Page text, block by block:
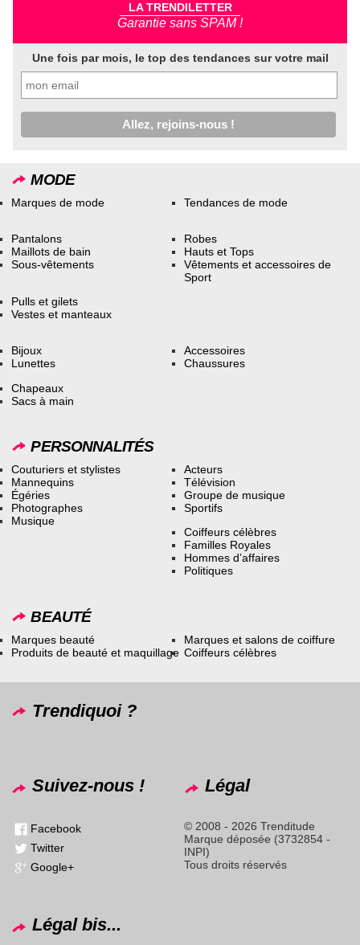
LA TRENDILETTER
Garantie sans SPAM !
Une fois par mois, le top des tendances sur votre mail
MODE
Marques de mode Tendances de mode
Pantalons
Maillots de bain
Sous-vêtements
Robes
Hauts et Tops
Vêtements et accessoires de
Sport
Pulls et gilets
Vestes et manteaux
Bijoux
Lunettes
Accessoires
Chaussures
Chapeaux
Sacs à main
PERSONNALITÉS
Couturiers et stylistes
Mannequins
Égéries
Photographes
Musique
Acteurs
Télévision
Groupe de musique
Sportifs
Coiffeurs célèbres
Familles Royales
Hommes d’affaires
Politiques
BEAUTÉ
Marques beauté
Produits de beauté et maquillage
Marques et salons de coiffure
Coiffeurs célèbres
Trendiquoi ?
Suivez-nous !
Facebook
Twitter
Google+
Légal
© 2008 - 2026 Trenditude
Marque déposée (3732854 -
INPI)
Tous droits réservés
Légal bis...